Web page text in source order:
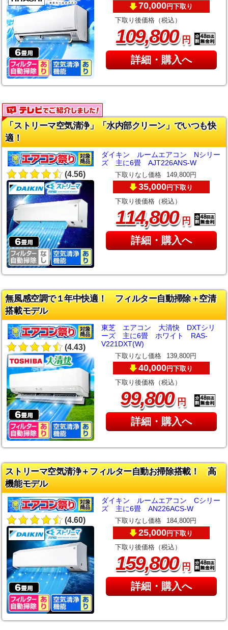
70,000円下取り
下取り後価格（税込）
109,800円
詳細・購入へ
「ストリーマ空気清浄」「水内部クリーン」でいつも快
適！
(4.56)
ダイキン ルームエアコン Nシリー
ズ 主に6畳 AJT226ANS-W
下取りなし価格 149,800円
35,000円下取り
下取り後価格（税込）
114,800円
詳細・購入へ
無風感空調で１年中快適！ フィルター自動掃除＋空清
搭載モデル
(4.43)
東芝 エアコン 大清快 DXTシリ
ーズ 主に6畳 ホワイト RAS-
V221DXT(W)
下取りなし価格 139,800円
40,000円下取り
下取り後価格（税込）
99,800円
詳細・購入へ
ストリーマ空気清浄＋フィルター自動お掃除搭載！ 高
機能モデル
(4.60)
ダイキン ルームエアコン Cシリー
ズ 主に6畳 AN226ACS-W
下取りなし価格 184,800円
25,000円下取り
下取り後価格（税込）
159,800円
詳細・購入へ